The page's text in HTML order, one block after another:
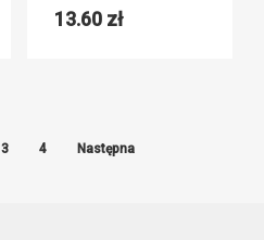
13.60 zł
3 4 Następna